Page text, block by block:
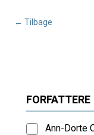
← Tilbage
FORFATTERE
Ann-Dorte